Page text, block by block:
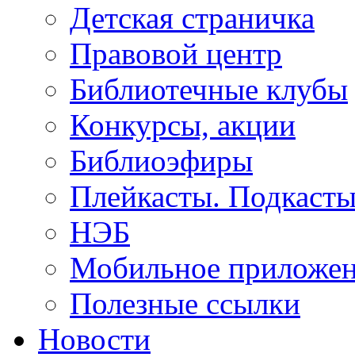
Детская страничка
Правовой центр
Библиотечные клубы
Конкурсы, акции
Библиоэфиры
Плейкасты.
НЭБ
Мобильное
Полезные ссылки
Новости